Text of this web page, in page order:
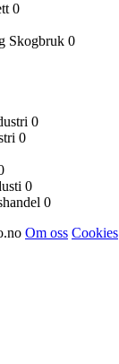
0
Skogbruk 0
0
0
0
0
Om oss Cookies